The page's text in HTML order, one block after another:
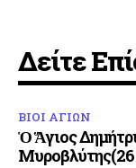
Δείτε
ΒΙΟΙ ΑΓΙΩΝ
Ὁ Ἅγιος